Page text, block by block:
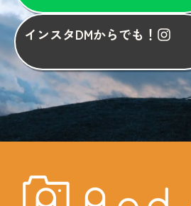
インスタDMからでも！